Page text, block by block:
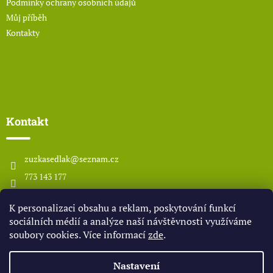
K personalizaci obsahu a reklam, poskytování funkcí
sociálních médií a analýze naší návštěvnosti využíváme
soubory cookies. Více informacízde.
Nastavení
Podmínky ochrany osobních údajů
Můj příběh
Kontakty
Kontakt
zuzkasedlak@seznam.cz
773 143 177
odsedlaka